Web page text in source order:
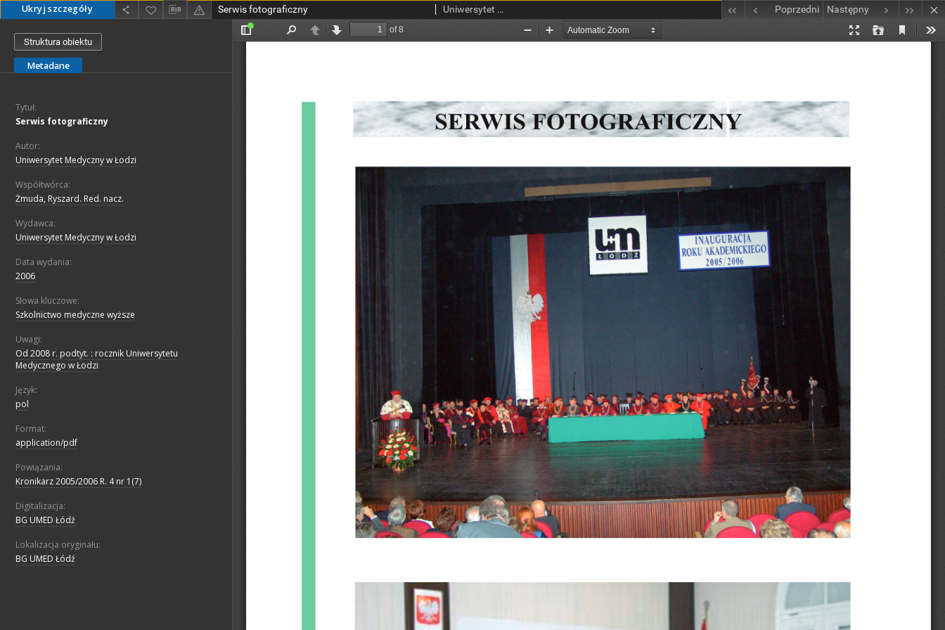
Ukryj szczegóły Serwis fotograficzny Uniwersytet Medyczny w Łodzi Poprzedni Następny
Struktura obiektu
Metadane
Tytuł:
Serwis fotograficzny
Autor:
Uniwersytet Medyczny w Łodzi
Współtwórca:
Żmuda, Ryszard. Red. nacz.
Wydawca:
Uniwersytet Medyczny w Łodzi
Data wydania:
2006
Słowa kluczowe:
Szkolnictwo medyczne wyższe
Uwagi:
Od 2008 r. podtyt. : rocznik Uniwersytetu
Medycznego w Łodzi
Język:
pol
Format:
application/pdf
Powiązania:
Kronikarz 2005/2006 R. 4 nr 1(7)
Digitalizacja:
BG UMED Łódź
Lokalizacja oryginału:
BG UMED Łódź